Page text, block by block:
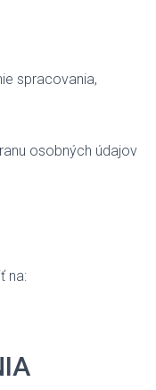
spracovania,
osobných údajov
na: